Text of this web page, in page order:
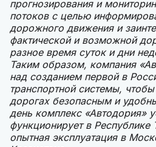
прогнозирования и
потоков с целью
дорожного движения и
фактической и возможной
разное время суток и дни
Таким образом, компания
над созданием первой в
транспортной системы,
дорогах безопасным и
день комплекс «Автодория»
функционирует в Республике
опытная эксплуатация в